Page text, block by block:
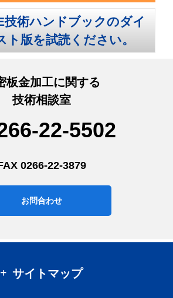
技術ハンドブックのダイ
ト版を試読ください。
板金加工に関する
技術相談室
22-5502
0266-22-3879
お問合わせ
サイトマップ